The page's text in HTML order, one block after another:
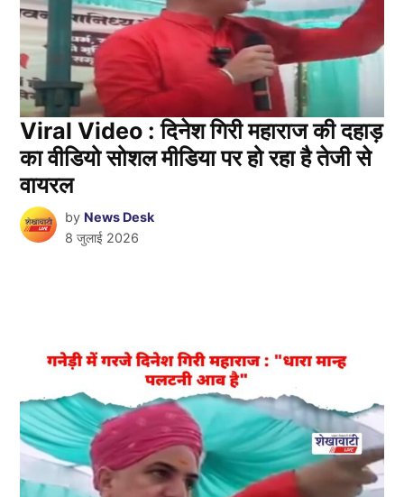
Viral Video : दिनेश गिरी महाराज की दहाड़
का वीडियो सोशल मीडिया पर हो रहा है तेजी से
वायरल
by News Desk
8 जुलाई 2026